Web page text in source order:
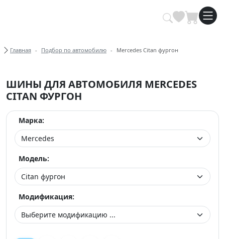
Купить автомобильные шины
Хлебные крошки
Главная Подбор по автомобилю Mercedes Citan фургон
ШИНЫ ДЛЯ АВТОМОБИЛЯ MERCEDES
CITAN ФУРГОН
Марка:
Модель:
Модификация: